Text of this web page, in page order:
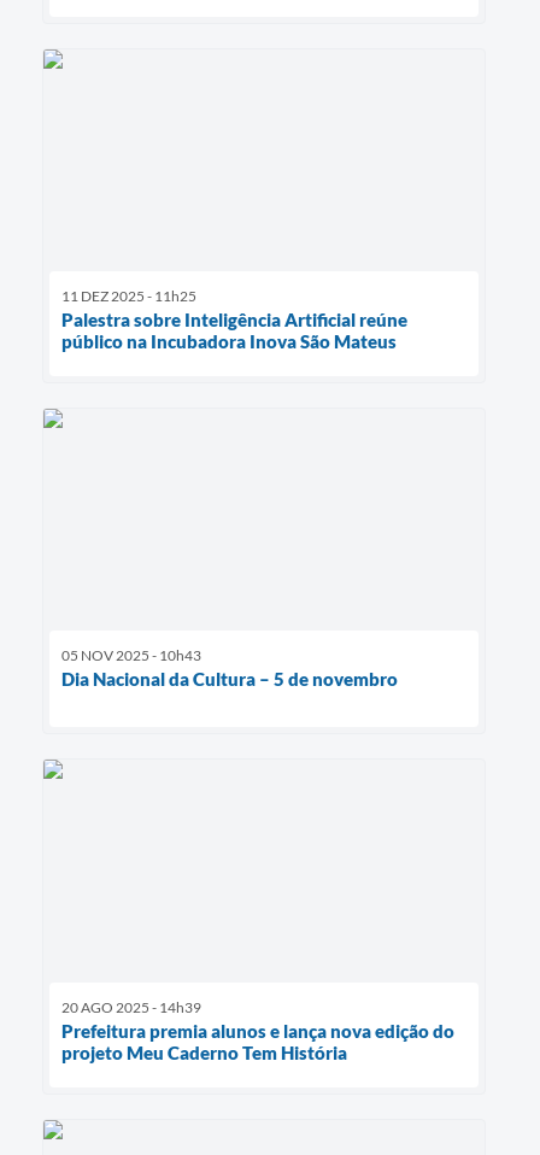
11 DEZ 2025 - 11h25
Palestra sobre Inteligência Artificial reúne
público na Incubadora Inova São Mateus
05 NOV 2025 - 10h43
Dia Nacional da Cultura – 5 de novembro
20 AGO 2025 - 14h39
Prefeitura premia alunos e lança nova edição do
projeto Meu Caderno Tem História